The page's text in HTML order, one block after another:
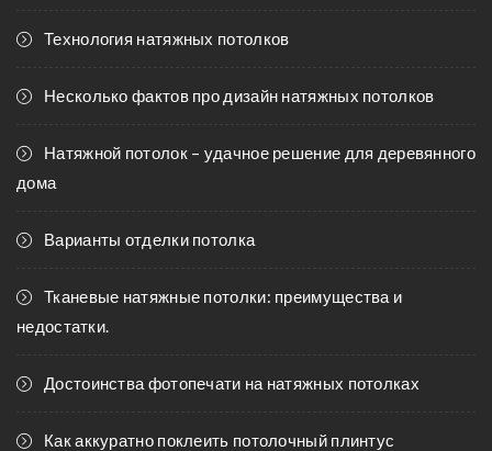
Технология натяжных потолков
Несколько фактов про дизайн натяжных потолков
Натяжной потолок – удачное решение для деревянного
дома
Варианты отделки потолка
Тканевые натяжные потолки: преимущества и
недостатки.
Достоинства фотопечати на натяжных потолках
Как аккуратно поклеить потолочный плинтус